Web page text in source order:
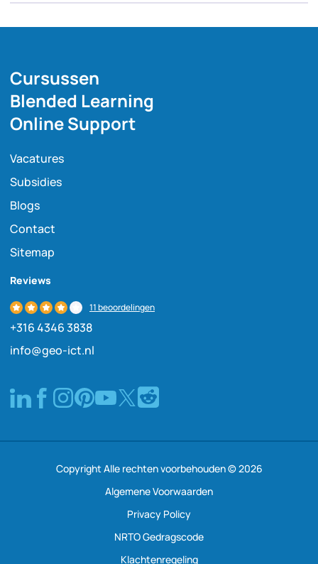
Cursussen
Blended Learning
Online Support
Vacatures
Subsidies
Blogs
Contact
Sitemap
Reviews
11 beoordelingen
+316 4346 3838
info@geo-ict.nl
Copyright Alle rechten voorbehouden © 2026
Algemene Voorwaarden
Privacy Policy
NRTO Gedragscode
Klachtenregeling